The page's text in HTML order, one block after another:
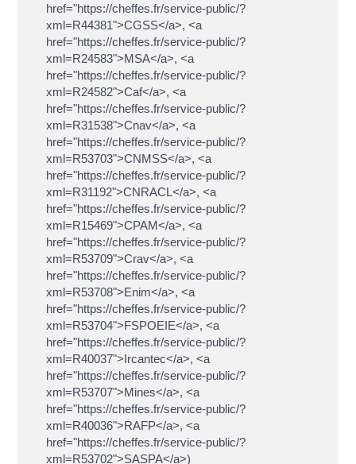
href="https://cheffes.fr/service-public/?
xml=R44381">CGSS</a>, <a
href="https://cheffes.fr/service-public/?
xml=R24583">MSA</a>, <a
href="https://cheffes.fr/service-public/?
xml=R24582">Caf</a>, <a
href="https://cheffes.fr/service-public/?
xml=R31538">Cnav</a>, <a
href="https://cheffes.fr/service-public/?
xml=R53703">CNMSS</a>, <a
href="https://cheffes.fr/service-public/?
xml=R31192">CNRACL</a>, <a
href="https://cheffes.fr/service-public/?
xml=R15469">CPAM</a>, <a
href="https://cheffes.fr/service-public/?
xml=R53709">Crav</a>, <a
href="https://cheffes.fr/service-public/?
xml=R53708">Enim</a>, <a
href="https://cheffes.fr/service-public/?
xml=R53704">FSPOEIE</a>, <a
href="https://cheffes.fr/service-public/?
xml=R40037">Ircantec</a>, <a
href="https://cheffes.fr/service-public/?
xml=R53707">Mines</a>, <a
href="https://cheffes.fr/service-public/?
xml=R40036">RAFP</a>, <a
href="https://cheffes.fr/service-public/?
xml=R53702">SASPA</a>)